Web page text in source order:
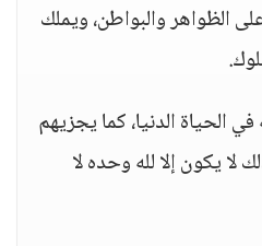
الظواهر والبواطن، ويملك
الحياة الدنيا، كما يجزيهم
لا يكون إلا لله وحده لا